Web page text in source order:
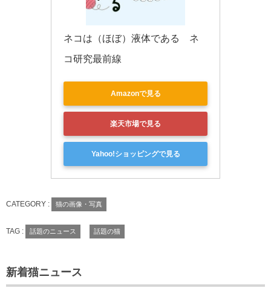
ネコは（ほぼ）液体である　ネ
コ研究最前線
Amazonで見る
楽天市場で見る
Yahoo!ショッピングで見る
CATEGORY : 猫の画像・写真
TAG : 話題のニュース 話題の猫
新着猫ニュース